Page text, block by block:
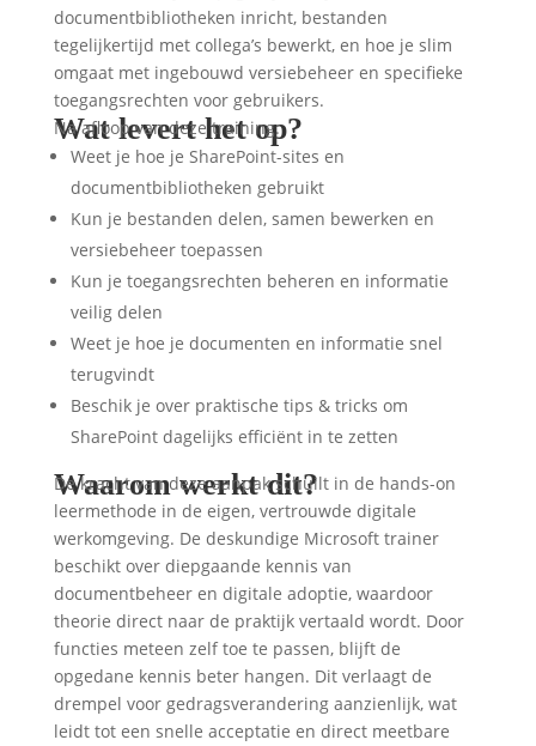
documentbibliotheken inricht, bestanden
tegelijkertijd met collega’s bewerkt, en hoe je slim
omgaat met ingebouwd versiebeheer en specifieke
toegangsrechten voor gebruikers.
Wat levert het op?
Na afloop van deze training:
Weet je hoe je SharePoint-sites en
documentbibliotheken gebruikt
Kun je bestanden delen, samen bewerken en
versiebeheer toepassen
Kun je toegangsrechten beheren en informatie
veilig delen
Weet je hoe je documenten en informatie snel
terugvindt
Beschik je over praktische tips & tricks om
SharePoint dagelijks efficiënt in te zetten
Waarom werkt dit?
De kracht van deze aanpak schuilt in de hands-on
leermethode in de eigen, vertrouwde digitale
werkomgeving. De deskundige Microsoft trainer
beschikt over diepgaande kennis van
documentbeheer en digitale adoptie, waardoor
theorie direct naar de praktijk vertaald wordt. Door
functies meteen zelf toe te passen, blijft de
opgedane kennis beter hangen. Dit verlaagt de
drempel voor gedragsverandering aanzienlijk, wat
leidt tot een snelle acceptatie en direct meetbare